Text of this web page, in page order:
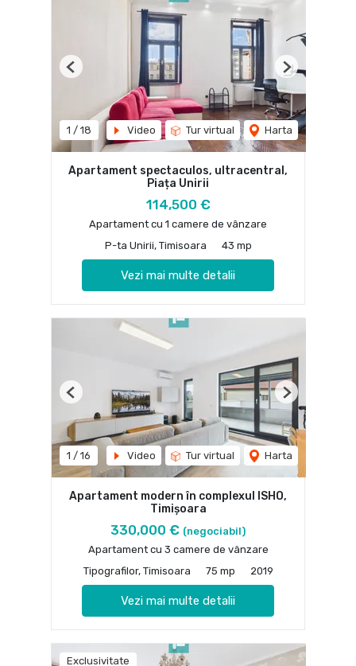
1 / 18 Video Tur virtual Harta
Previous Next
Apartament spectaculos, ultracentral,
Piața Unirii
114,500 €
Apartament cu 1 camere de vânzare
P-ta Unirii, Timisoara
43 mp
Vezi mai multe detalii
1 / 16 Video Tur virtual Harta
Previous Next
Apartament modern în complexul ISHO,
Timișoara
330,000 € (negociabil)
Apartament cu 3 camere de vânzare
Tipografilor, Timisoara
75 mp 2019
Vezi mai multe detalii
Exclusivitate